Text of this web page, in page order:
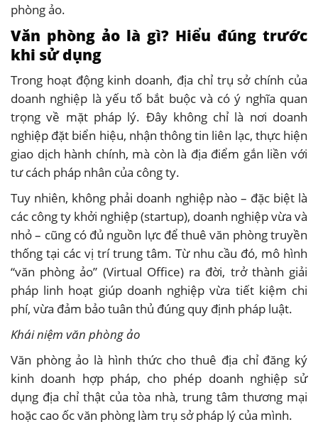
phòng ảo.
Văn phòng ảo là gì? Hiểu đúng trước
khi sử dụng
Trong hoạt động kinh doanh, địa chỉ trụ sở chính của
doanh nghiệp là yếu tố bắt buộc và có ý nghĩa quan
trọng về mặt pháp lý. Đây không chỉ là nơi doanh
nghiệp đặt biển hiệu, nhận thông tin liên lạc, thực hiện
giao dịch hành chính, mà còn là địa điểm gắn liền với
tư cách pháp nhân của công ty.
Tuy nhiên, không phải doanh nghiệp nào – đặc biệt là
các công ty khởi nghiệp (startup), doanh nghiệp vừa và
nhỏ – cũng có đủ nguồn lực để thuê văn phòng truyền
thống tại các vị trí trung tâm. Từ nhu cầu đó, mô hình
“văn phòng ảo” (Virtual Office) ra đời, trở thành giải
pháp linh hoạt giúp doanh nghiệp vừa tiết kiệm chi
phí, vừa đảm bảo tuân thủ đúng quy định pháp luật.
Khái niệm văn phòng ảo
Văn phòng ảo là hình thức cho thuê địa chỉ đăng ký
kinh doanh hợp pháp, cho phép doanh nghiệp sử
dụng địa chỉ thật của tòa nhà, trung tâm thương mại
hoặc cao ốc văn phòng làm trụ sở pháp lý của mình.